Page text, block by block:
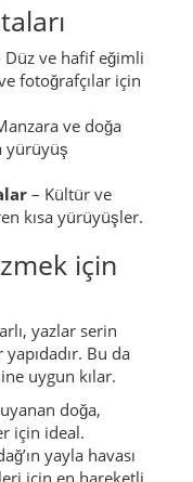
Düz ve hafif eğimli
fotoğrafçılar için
ve doğa
yürüyüş
– Kültür ve
kısa yürüyüşler.
için
yazlar serin
Bu da
uygun kılar.
doğa,
için ideal.
yayla havası
için en hareketli